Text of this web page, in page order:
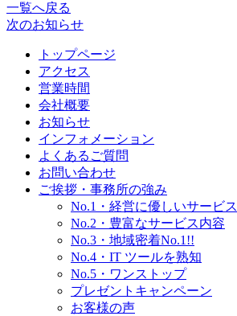
一覧へ戻る
次のお知らせ
トップページ
アクセス
営業時間
会社概要
お知らせ
インフォメーション
よくあるご質問
お問い合わせ
ご挨拶・事務所の強み
No.1・経営に優しいサービス
No.2・豊富なサービス内容
No.3・地域密着No.1!!
No.4・IT ツールを熟知
No.5・ワンストップ
プレゼントキャンペーン
お客様の声